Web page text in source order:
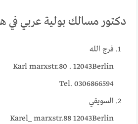
دكتور مسالك بولية عربي في
فرج الله
Karl marxstr.80 . 12043Berlin
Tel. 0306866594
السويقي
Karel_ marxstr.88 12043Berlin